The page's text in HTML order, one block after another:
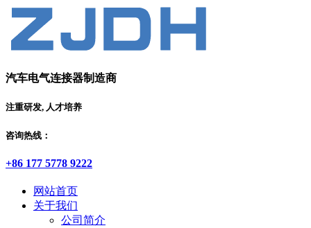
汽车电气连接器制造商
注重研发, 人才培养
咨询热线：
+86 177 5778 9222
网站首页
关于我们
公司简介